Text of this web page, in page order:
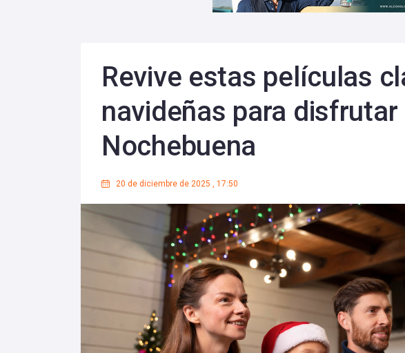
Revive estas películas
navideñas para disfrutar
Nochebuena
20 de diciembre de 2025 , 17:50